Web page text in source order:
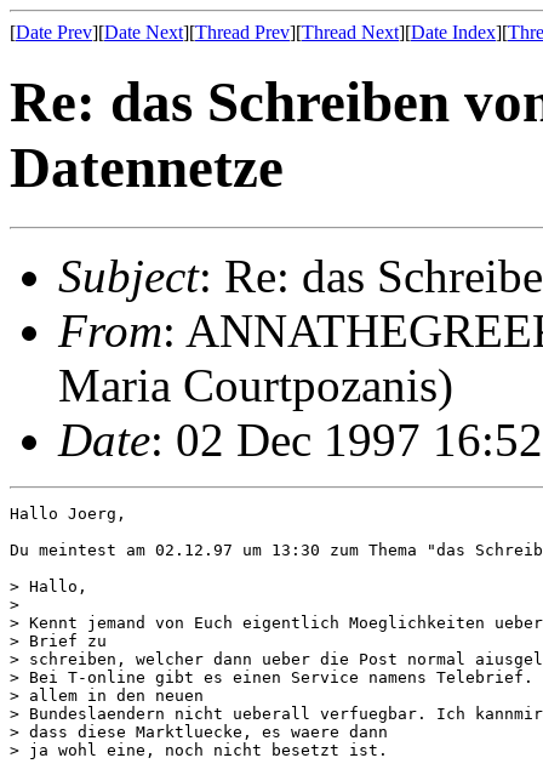
[Date Prev][Date Next][Thread Prev][Thread Next][Date Index][
Re: das Schreiben
Datennetze
Subject: Re: das
From:
Maria Courtpozanis)
Date: 02 Dec 1997
Hallo Joerg,
Du meintest am 02.12.97 um 13:30 zum Thema "das
> Hallo,
>
> Kennt jemand von Euch eigentlich Moeglichkeiten
> Brief zu
> schreiben, welcher dann ueber die Post normal
> Bei T-online gibt es einen Service namens
> allem in den neuen
> Bundeslaendern nicht ueberall verfuegbar. Ich
> dass diese Marktluecke, es waere dann
> ja wohl eine, noch nicht besetzt ist.